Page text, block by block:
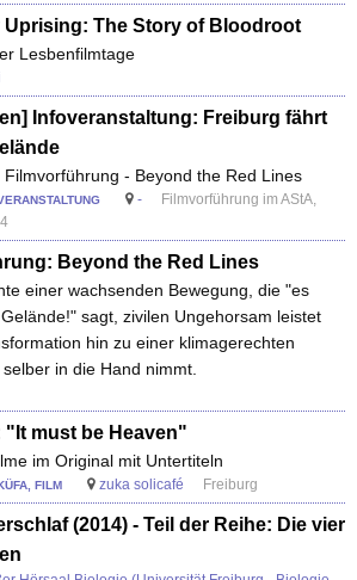
Uprising: The Story of Bloodroot
Lesbenfilmtage
Infoveranstaltung: Freiburg fährt
Filmvorführung - Beyond the Red Lines
-
Filmvorführung im AStA,
Beyond the Red Lines
einer wachsenden Bewegung, die "es
sagt, zivilen Ungehorsam leistet
hin zu einer klimagerechten
in die Hand nimmt.
"It must be Heaven"
im Original mit Untertiteln
FILM zuka solicafé Freiburg
(2014) - Teil der Reihe: Die vier